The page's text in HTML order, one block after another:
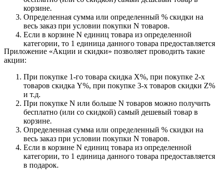
корзине.
Определенная сумма или определенный % скидки на
весь заказ при условии покупки N товаров.
Если в корзине N единиц товара из определенной
категории, то 1 единица данного товара предоставляется
в подарок.
покупателей благодаря проведению интересных акций.
Приложение «Акции и скидки» позволяет проводить такие
акции:
При покупке 1-го товара скидка X%, при покупке 2-х
товаров скидка Y%, при покупке 3-х товаров скидки Z%
и т.д.
При покупке N или больше N товаров можно получить
бесплатно (или со скидкой) самый дешевый товар в
корзине.
Определенная сумма или определенный % скидки на
весь заказ при условии покупки N товаров.
Если в корзине N единиц товара из определенной
категории, то 1 единица данного товара предоставляется
в подарок.